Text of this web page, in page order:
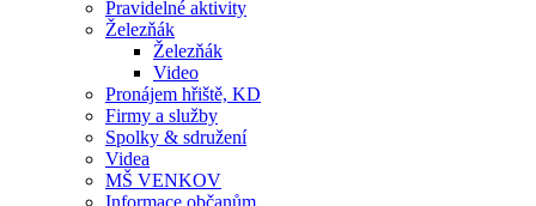
Pravidelné aktivity
Železňák
Železňák
Video
Pronájem hřiště, KD
Firmy a služby
Spolky & sdružení
Videa
MŠ VENKOV
Informace občanům